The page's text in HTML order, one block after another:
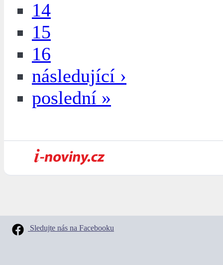
14
15
16
následující ›
poslední »
Sledujte nás na Facebooku